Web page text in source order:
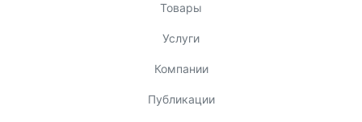
Товары
Услуги
Компании
Публикации